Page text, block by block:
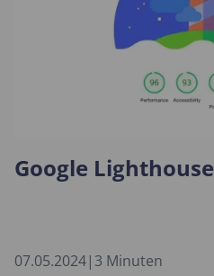
Google Lighthouse
07.05.2024| 3 Minuten